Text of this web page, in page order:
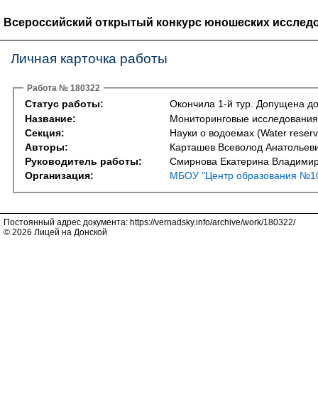
Всероссийский открытый конкурс юношеских
Личная карточка работы
Работа № 180322
Статус работы:
Окончила 1-й тур. Допущена
Название:
Мониторинговые
Секция:
Науки о водоемах (Water
Авторы:
Карташев Всеволод
Руководитель работы:
Смирнова Екатерина
Организация:
МБОУ "Центр образования
Постоянный адрес документа: https://vernadsky.info/archive/work/180322/
© 2026 Лицей на Донской